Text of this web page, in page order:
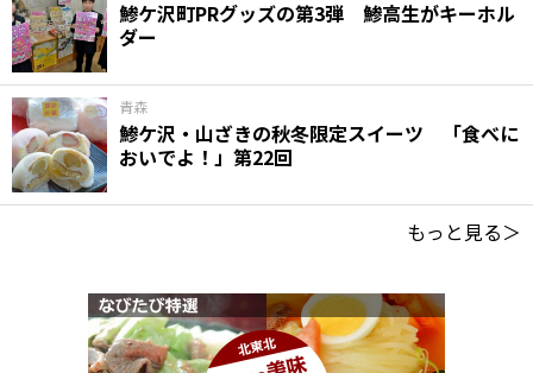
鯵ケ沢町PRグッズの第3弾 鯵高生がキーホル
ダー
青森
鯵ケ沢・山ざきの秋冬限定スイーツ 「食べに
おいでよ！」第22回
もっと見る＞